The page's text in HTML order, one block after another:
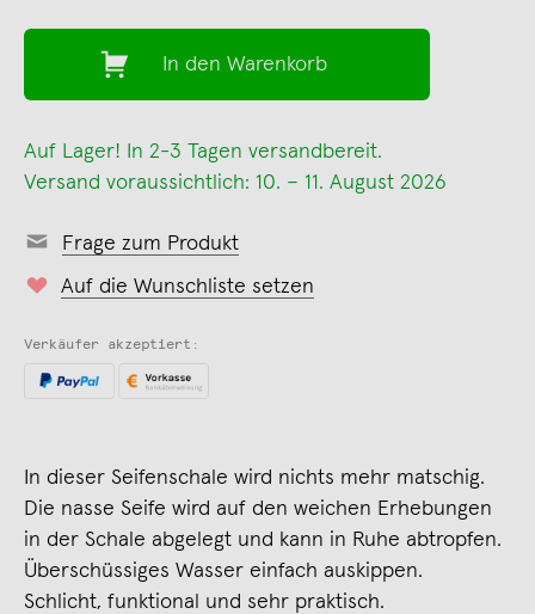
In den Warenkorb
Auf Lager! In 2-3 Tagen versandbereit.
Versand voraussichtlich: 10. – 11. August 2026
Frage zum Produkt
Auf die Wunschliste setzen
Verkäufer akzeptiert:
In dieser Seifenschale wird nichts mehr matschig.
Die nasse Seife wird auf den weichen Erhebungen
in der Schale abgelegt und kann in Ruhe abtropfen.
Überschüssiges Wasser einfach auskippen.
Schlicht, funktional und sehr praktisch.